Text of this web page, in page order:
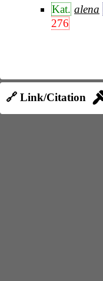
Kat. alena
276
🔗 Link/Citation